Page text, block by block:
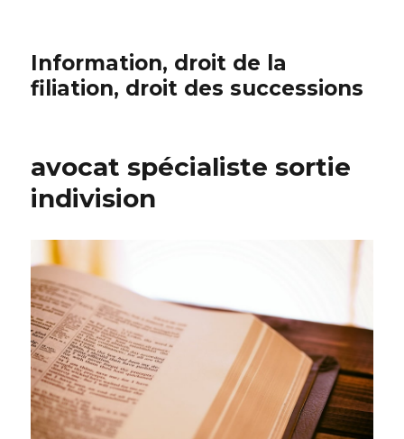
Information, droit de la
filiation, droit des successions
avocat spécialiste sortie
indivision